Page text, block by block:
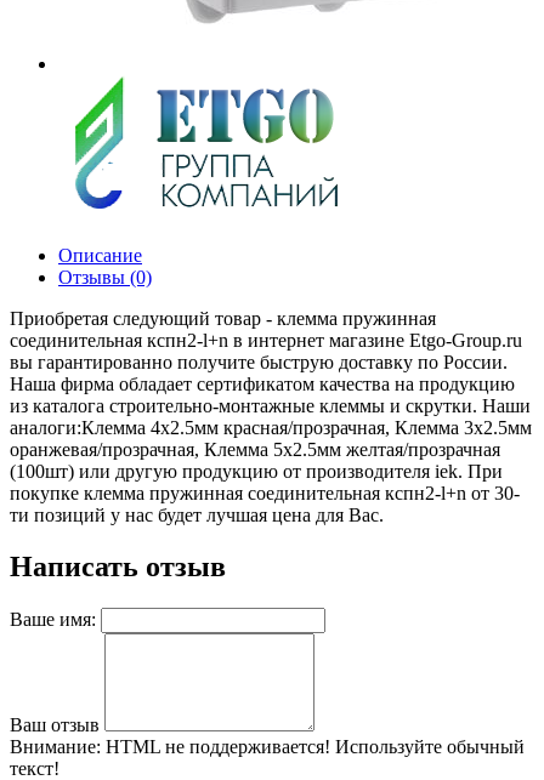
Описание
Отзывы (0)
Приобретая следующий товар - клемма пружинная
соединительная кспн2-l+n в интернет магазине Etgo-Group.ru
вы гарантированно получите быструю доставку по России.
Наша фирма обладает сертификатом качества на продукцию
из каталога строительно-монтажные клеммы и скрутки. Наши
аналоги:Клемма 4x2.5мм красная/прозрачная, Клемма 3x2.5мм
оранжевая/прозрачная, Клемма 5x2.5мм желтая/прозрачная
(100шт) или другую продукцию от производителя iek. При
покупке клемма пружинная соединительная кспн2-l+n от 30-
ти позиций у нас будет лучшая цена для Вас.
Написать отзыв
Ваше имя:
Ваш отзыв
Внимание: HTML не поддерживается! Используйте обычный
текст!